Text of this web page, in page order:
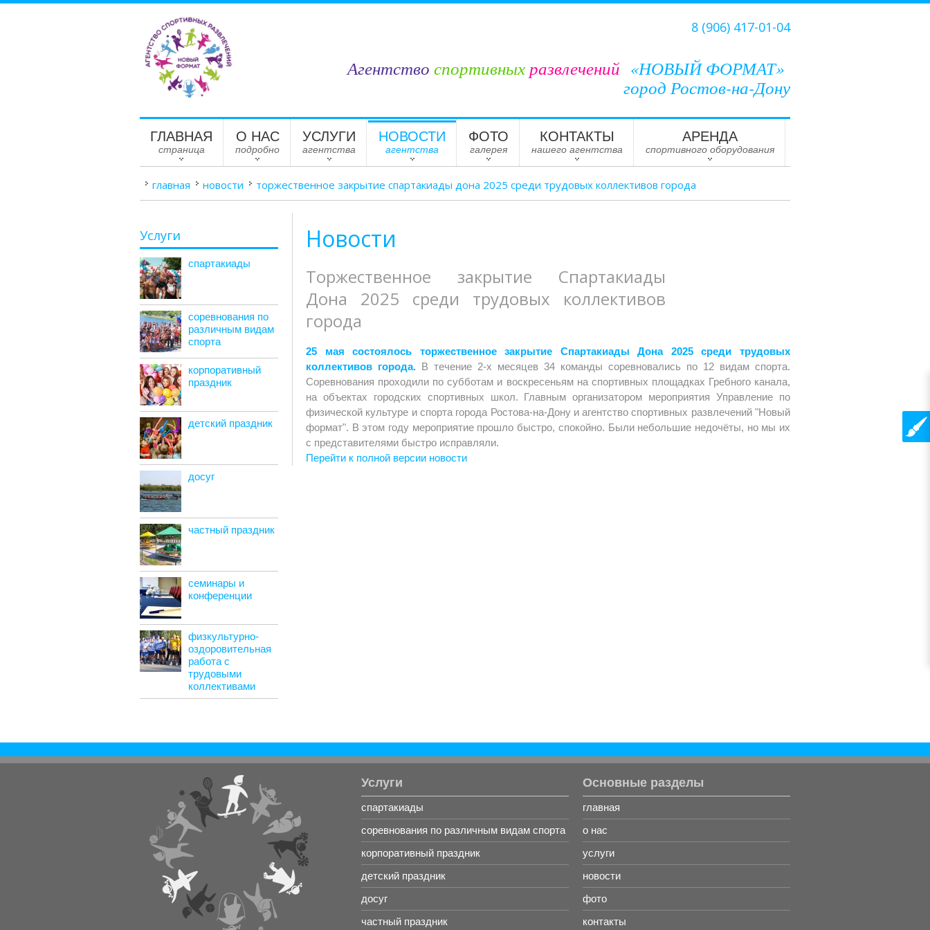
8 (906) 417-01-04
Агентство спортивных развлечений «НОВЫЙ ФОРМАТ»
город Ростов-на-Дону
ГЛАВНАЯ
страница
О НАС
подробно
УСЛУГИ
агентства
НОВОСТИ
агентства
ФОТО
галерея
КОНТАКТЫ
нашего агентства
АРЕНДА
спортивного оборудования
главная новости торжественное закрытие спартакиады дона 2025 среди трудовых коллективов города
Услуги
спартакиады
соревнования по
различным видам
спорта
корпоративный
праздник
детский праздник
досуг
частный праздник
семинары и
конференции
физкультурно-
оздоровительная
работа с
трудовыми
коллективами
Новости
Торжественное закрытие Спартакиады
Дона 2025 среди трудовых коллективов
города
25 мая состоялось торжественное закрытие Спартакиады Дона 2025 среди трудовых
коллективов города. В течение 2-х месяцев 34 команды соревновались по 12 видам спорта.
Соревнования проходили по субботам и воскресеньям на спортивных площадках Гребного канала,
на объектах городских спортивных школ. Главным организатором мероприятия Управление по
физической культуре и спорта города Ростова-на-Дону и агентство спортивных развлечений "Новый
формат". В этом году мероприятие прошло быстро, спокойно. Были небольшие недочёты, но мы их
с представителями быстро исправляли.
Перейти к полной версии новости
Услуги
спартакиады
соревнования по различным видам спорта
корпоративный праздник
детский праздник
досуг
частный праздник
Основные разделы
главная
о нас
услуги
новости
фото
контакты